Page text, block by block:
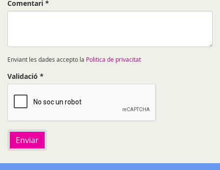
Comentari *
Enviant les dades accepto la Politica de privacitat
Validació *
Enviar